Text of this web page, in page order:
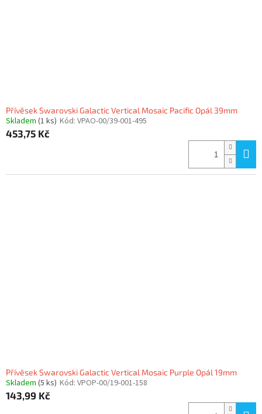
Přívěsek Swarovski Galactic Vertical Mosaic Pacific Opál 39mm
Skladem (1 ks) Kód: VPAO-00/39-001-495
453,75 Kč
Přívěsek Swarovski Galactic Vertical Mosaic Purple Opál 19mm
Skladem (5 ks) Kód: VPOP-00/19-001-158
143,99 Kč